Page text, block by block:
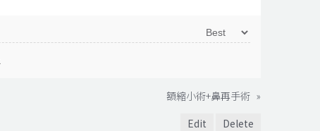
額縮小術+鼻再手術 »
Edit Delete